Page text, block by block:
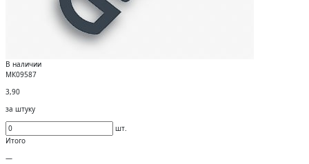
В наличии
МК09587
3,90
за штуку
шт.
Итого
—